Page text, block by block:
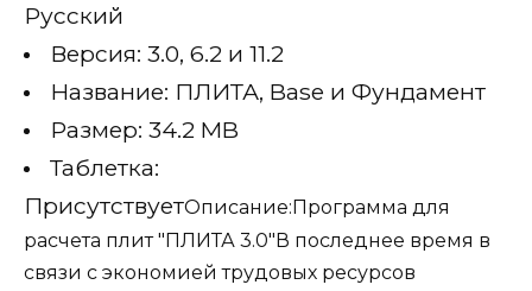
Русский
Версия: 3.0, 6.2 и 11.2
Название: ПЛИТА, Base и Фундамент
Размер: 34.2 MB
Таблетка:
ПрисутствуетОписание:Программа для
расчета плит "ПЛИТА 3.0"В последнее время в
связи с экономией трудовых ресурсов